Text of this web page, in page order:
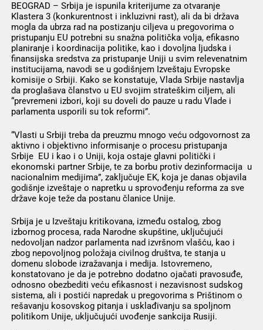
BEOGRAD – Srbija je ispunila kriterijume za otvaranje
Klastera 3 (konkurentnost i inkluzivni rast), ali da bi država
mogla da ubrza rad na postizanju ciljeva u pregovorima o
pristupanju EU potrebni su snažna politička volja, efikasno
planiranje i koordinacija politike, kao i dovoljna ljudska i
finansijska sredstva za pristupanje Uniji u svim relevenatnim
institucijama, navodi se u godišnjem Izveštaju Evropske
komisije o Srbiji. Kako se konstatuje, Vlada Srbije nastavlja
da proglašava članstvo u EU svojim strateškim ciljem, ali
“prevremeni izbori, koji su doveli do pauze u radu Vlade i
parlamenta usporili su tok reformi”.
“Vlasti u Srbiji treba da preuzmu mnogo veću odgovornost za
aktivno i objektivno informisanje o procesu pristupanja
Srbije EU i kao i o Uniji, koja ostaje glavni politički i
ekonomski partner Srbije, te za borbu protiv dezinformacija u
nacionalnim medijima”, zaključuje EK, koja je danas objavila
godišnje izveštaje o napretku u sprovođenju reforma za sve
države koje teže da postanu članice Unije.
Srbija je u Izveštaju kritikovana, između ostalog, zbog
izbornog procesa, rada Narodne skupštine, uključujući
nedovoljan nadzor parlamenta nad izvršnom vlašću, kao i
zbog nepovoljnog položaja civilnog društva, te stanja u
domenu slobode izražavanja i medija. Istovremeno,
konstatovano je da je potrebno dodatno ojačati pravosuđe,
odnosno obezbediti veću efikasnost i nezavisnost sudskog
sistema, ali i postići napredak u pregovorima s Prištinom o
rešavanju kosovskog pitanja i usklađivanju sa spoljnom
politikom Unije, uključujući uvođenje sankcija Rusiji.